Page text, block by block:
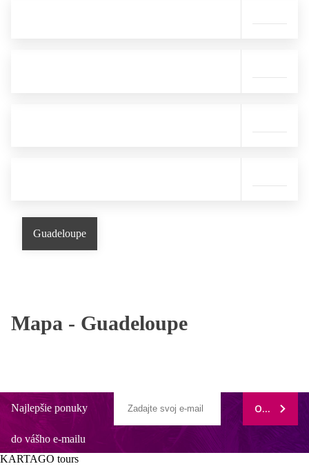
Guadeloupe
Mapa - Guadeloupe
Najlepšie ponuky
do vášho e-mailu
ODOBERAŤ
KARTAGO tours